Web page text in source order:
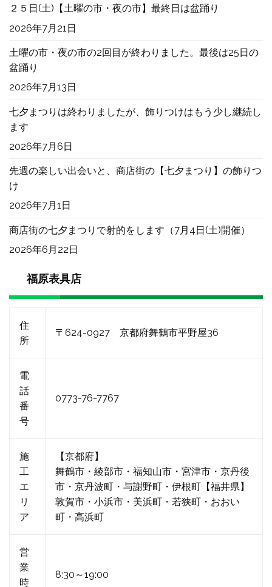
２５日(土)【土曜の市・夜の市】最終日は盆踊り
2026年7月21日
土曜の市・夜の市の2回目が終わりました。最後は25日の
盆踊り
2026年7月13日
七夕まつりは終わりましたが、飾りつけはもう少し継続し
ます
2026年7月6日
先週の楽しい出会いと、商店街の【七夕まつり】の飾りつ
け
2026年7月1日
商店街の七夕まつりで射的をします（7月4日(土)開催）
2026年6月22日
福原表具店
住
所
〒624-0927 京都府舞鶴市平野屋36
電
話
番
号
0773-76-7767
施
工
エ
リ
ア
【京都府】
舞鶴市・綾部市・福知山市・宮津市・京丹後
市・京丹波町・与謝野町・伊根町【福井県】
敦賀市・小浜市・美浜町・若狭町・おおい
町・高浜町
営
業
時
8:30～19:00